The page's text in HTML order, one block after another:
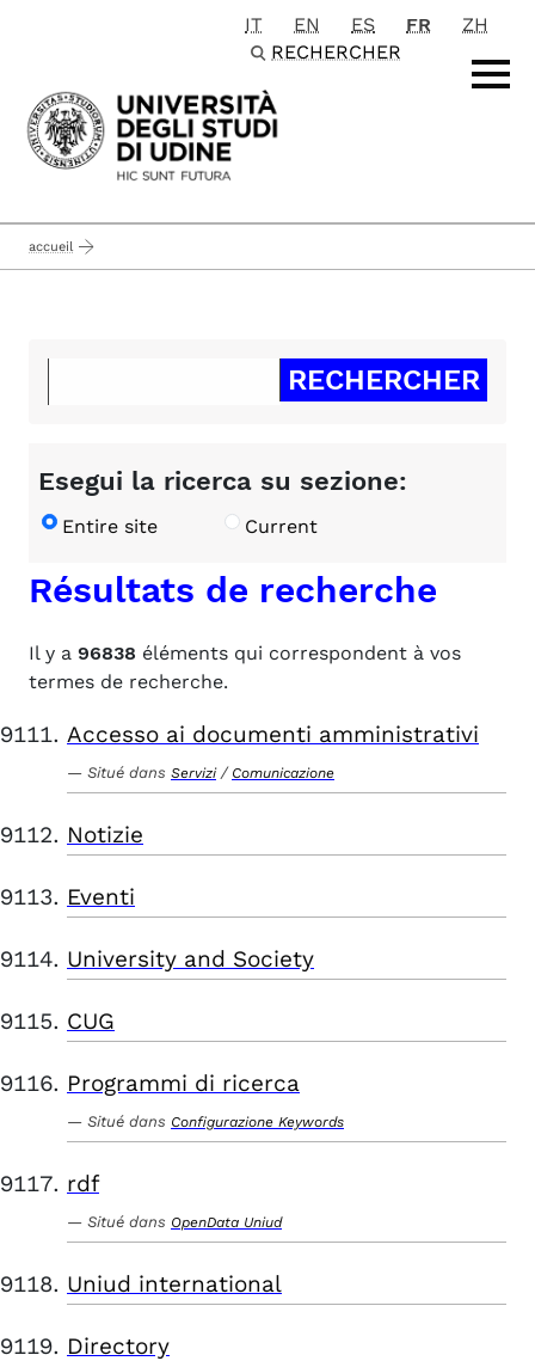
Passa al contenuto principale
IT EN ES FR
ZH
RECHERCHER
accueil
Esegui la ricerca su sezione:
Entire site Current
Résultats de recherche
Il y a 96838 éléments qui correspondent à vos
termes de recherche.
Accesso ai documenti amministrativi
Situé dans Servizi / Comunicazione
Notizie
Eventi
University and Society
CUG
Programmi di ricerca
Situé dans Configurazione Keywords
rdf
Situé dans OpenData Uniud
Uniud international
Directory